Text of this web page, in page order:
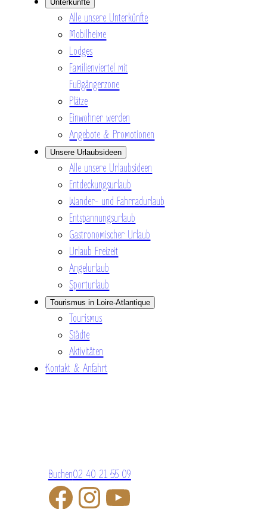
Unterkünfte
Alle unsere Unterkünfte
Mobilheime
Lodges
Familienviertel mit
Fußgängerzone
Plätze
Einwohner werden
Angebote & Promotionen
Unsere Urlaubsideen
Alle unsere Urlaubsideen
Entdeckungsurlaub
Wander- und Fahrradurlaub
Entspannungsurlaub
Gastronomischer Urlaub
Urlaub Freizeit
Angelurlaub
Sporturlaub
Tourismus in Loire-Atlantique
Tourismus
Städte
Aktivitäten
Kontakt & Anfahrt
Buchen02 40 21 55 09